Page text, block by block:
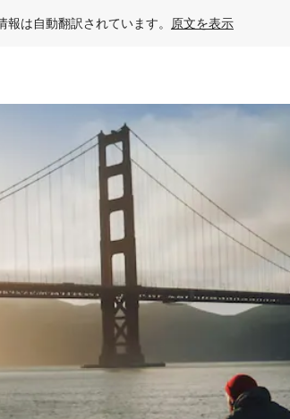
報は自動翻訳されています。 原文を表示
チまたはスワイプして検索結果を確認すること